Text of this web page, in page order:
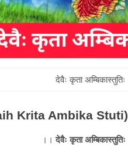
देवैः कृता अम्बिकास्तुतिः
Krita Ambika Stuti)
।।देवैः कृता अम्बिकास्तुतिः